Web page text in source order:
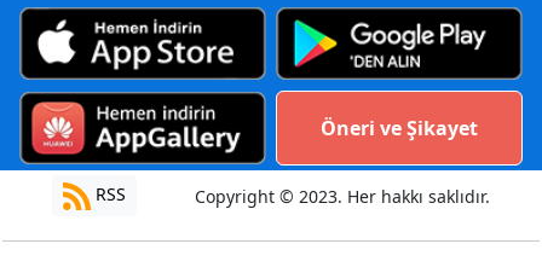
Öneri ve Şikayet
RSS Copyright © 2023. Her hakkı saklıdır.